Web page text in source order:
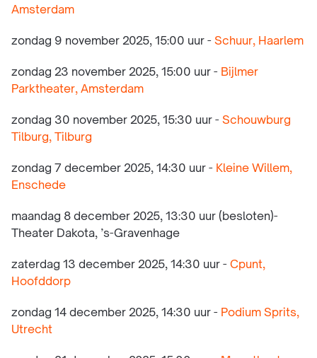
Amsterdam
zondag 9 november 2025, 15:00 uur - Schuur, Haarlem
zondag 23 november 2025, 15:00 uur - Bijlmer
Parktheater, Amsterdam
zondag 30 november 2025, 15:30 uur - Schouwburg
Tilburg, Tilburg
zondag 7 december 2025, 14:30 uur - Kleine Willem,
Enschede
maandag 8 december 2025, 13:30 uur (besloten)-
Theater Dakota, ’s-Gravenhage
zaterdag 13 december 2025, 14:30 uur - Cpunt,
Hoofddorp
zondag 14 december 2025, 14:30 uur - Podium Sprits,
Utrecht